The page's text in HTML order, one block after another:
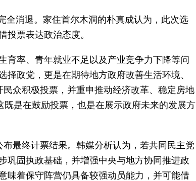
全消退。家住首尔木洞的朴真成认为，此次选
投票表达政治态度。
育率、青年就业不足以及产业竞争力下降等问
政党，更是在期待地方政府改善生活环境、
众积极投票，并重申推动经济改革、稳定房地
既是在鼓励投票，也是在展示政府未来的发展方
最终计票结果。韩媒分析认为，若共同民主党
巩固执政基础，并增强中央与地方协同推进政
味着保守阵营仍具备较强动员能力，并可能借